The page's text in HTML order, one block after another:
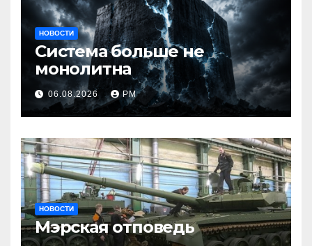
НОВОСТИ
Система больше не
монолитна
06.08.2026 РМ
НОВОСТИ
Мэрская отповедь